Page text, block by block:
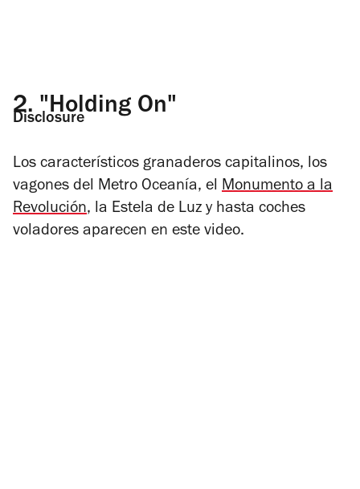
2. "Holding On"
Disclosure
Los característicos granaderos capitalinos, los
vagones del Metro Oceanía, el Monumento a la
Revolución, la Estela de Luz y hasta coches
voladores aparecen en este video.